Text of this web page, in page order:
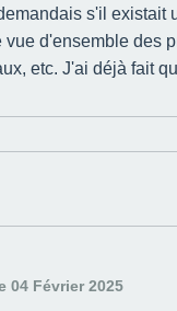
s'il
vue d'ensemble des
etc. J'ai déjà fait
04 Février 2025